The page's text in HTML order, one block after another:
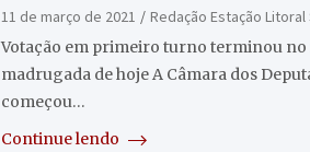
11 de março de 2021
Redação Estação Litoral
Votação em primeiro turno terminou
madrugada de hoje A Câmara dos
começou…
Continue lendo